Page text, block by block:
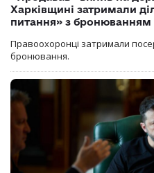
Харківщині затримали
питання» з бронюванням
Правоохоронці затримали
бронювання.